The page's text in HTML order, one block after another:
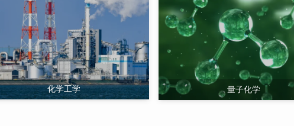
化学工学 量子化学